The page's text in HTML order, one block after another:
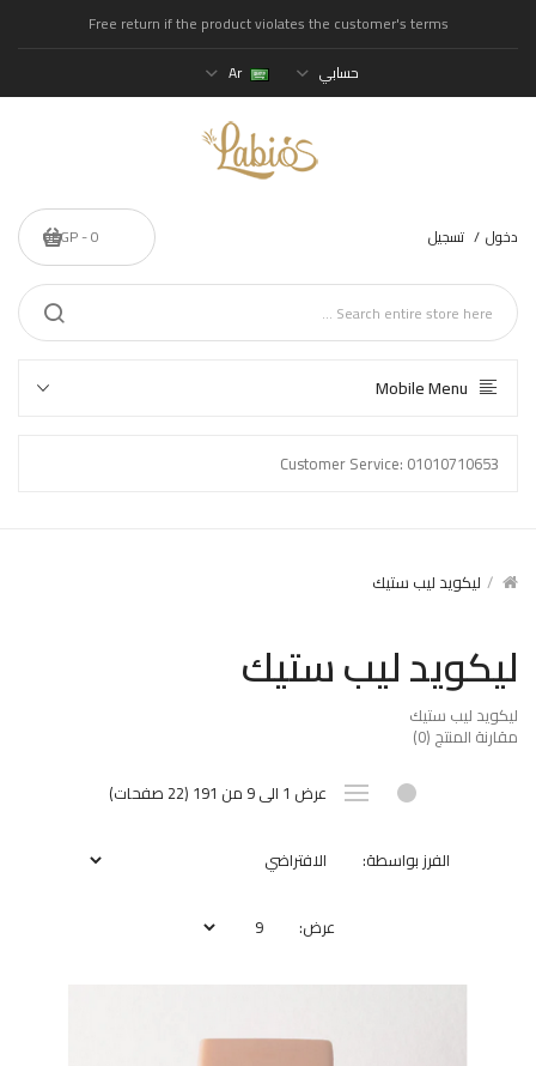
Free return if the product violates the customer's terms
حسابي
Ar
دخول تسجيل 0 - 0EGP
Mobile Menu
Customer Service: 01010710653
ليكويد ليب ستيك
ليكويد ليب ستيك
ليكويد ليب ستيك
مقارنة المنتج (0)
عرض 1 الى 9 من 191 (22 صفحات)
الفرز بواسطة:
عرض: